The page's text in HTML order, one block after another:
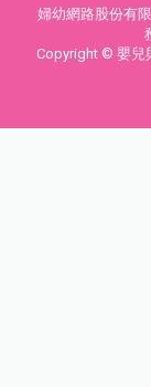
婦幼網路股份有
Copyright © 嬰兒